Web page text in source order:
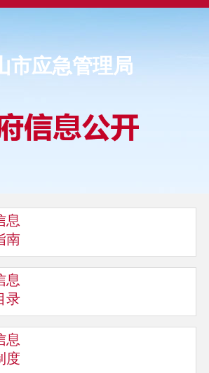
市应急管理局
息
南
息
录
息
度